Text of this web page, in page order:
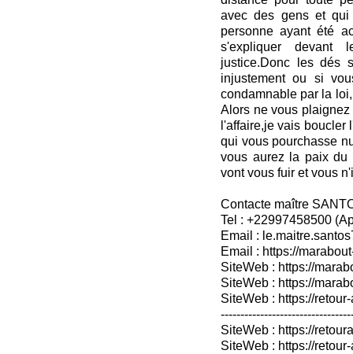
avec des gens et
personne ayant été
s'expliquer devant
justice.Donc les dés
injustement ou si
condamnable par la
Alors ne vous
l'affaire,je vais boucler
qui vous pourchasse
vous aurez la paix du
vont vous fuir et vous
Contacte maître
Tel : +22997458500
Email :
Email : https://
SiteWeb : https://
SiteWeb : https://
SiteWeb : https://
SiteWeb : https://
SiteWeb : https://